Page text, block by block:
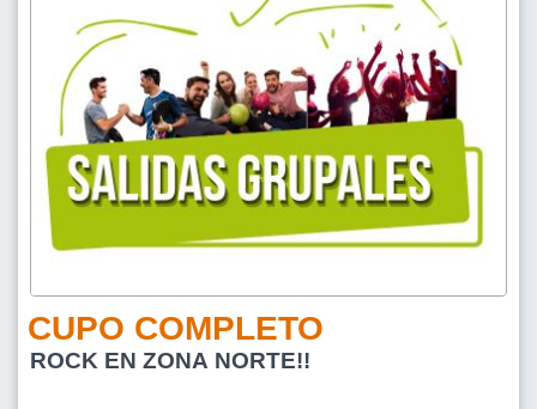
CUPO COMPLETO
ROCK EN ZONA NORTE!!